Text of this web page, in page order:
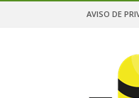
AVISO DE